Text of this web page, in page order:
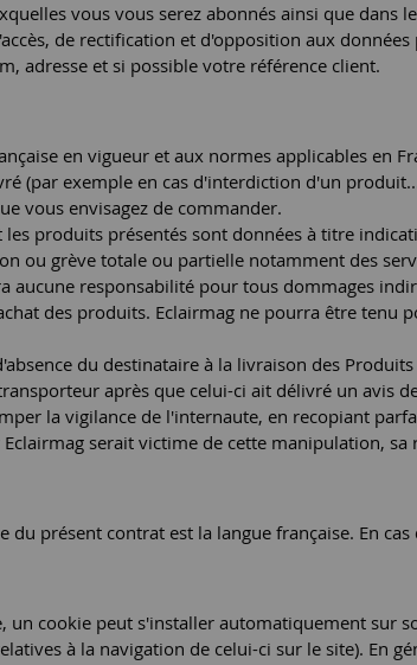
vous vous serez abonnés ainsi que dans
de rectification et d'opposition aux
adresse et si possible votre référence client.
en vigueur et aux normes applicables en
(par exemple en cas d'interdiction d'un
vous envisagez de commander.
produits présentés sont données à titre
ou grève totale ou partielle notamment des
aucune responsabilité pour tous dommages
des produits. Eclairmag ne pourra être
du destinataire à la livraison des
après que celui-ci ait délivré un avis
la vigilance de l'internaute, en recopiant
serait victime de cette manipulation,
du présent contrat est la langue française. En
cookie peut s'installer automatiquement sur
à la navigation de celui-ci sur le site). En